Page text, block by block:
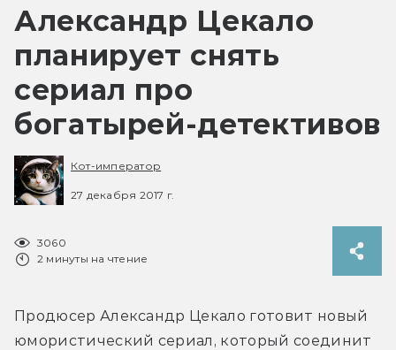
Александр Цекало
планирует снять
сериал про
богатырей-детективов
Кот-император
27 декабря 2017 г.
3060
2 минуты на чтение
Продюсер Александр Цекало готовит новый
юмористический сериал, который соединит